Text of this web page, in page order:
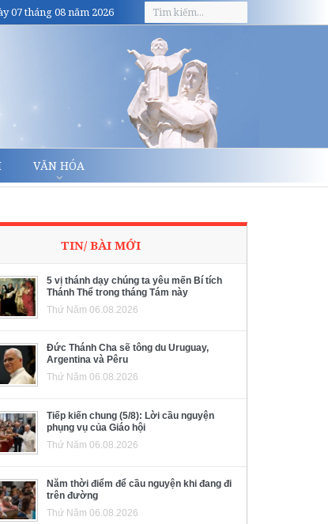
07 tháng 08 năm 2026
VĂN HÓA
TIN/ BÀI MỚI
5 vị thánh dạy chúng ta yêu mến Bí tích
Thánh Thể trong tháng Tám này
Thứ Năm 06.08.2026
Đức Thánh Cha sẽ tông du Uruguay,
Argentina và Pêru
Thứ Năm 06.08.2026
Tiếp kiến chung (5/8): Lời cầu nguyện
phụng vụ của Giáo hội
Thứ Năm 06.08.2026
Năm thời điểm để cầu nguyện khi đang đi
trên đường
Thứ Năm 06.08.2026